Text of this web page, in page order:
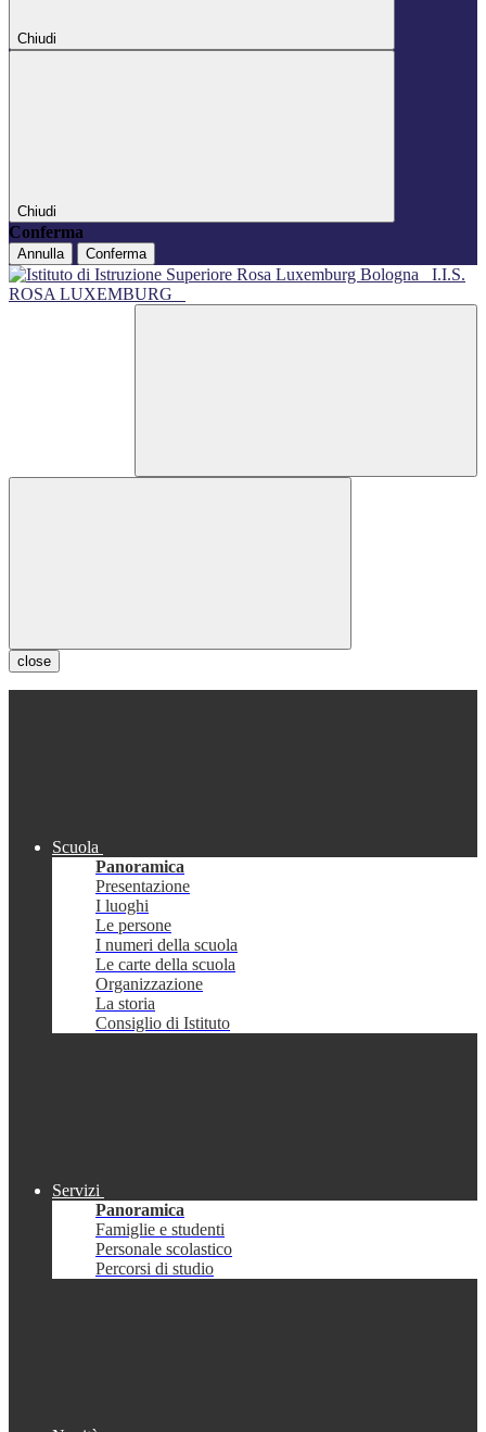
Chiudi
Chiudi
Conferma
Annulla Conferma
I.I.S.
ROSA LUXEMBURG
close
Scuola
Panoramica
Presentazione
I luoghi
Le persone
I numeri della scuola
Le carte della scuola
Organizzazione
La storia
Consiglio di Istituto
Servizi
Panoramica
Famiglie e studenti
Personale scolastico
Percorsi di studio